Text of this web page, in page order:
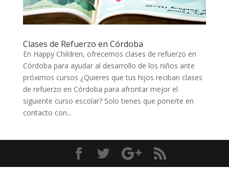
Clases de Refuerzo en Córdoba
En Happy Children, ofrecemos clases de refuerzo en
Córdoba para ayudar al desarrollo de los niños ante
próximos cursos ¿Quieres que tus hijos reciban clases
de refuerzo en Córdoba para afrontar mejor el
siguiente curso escolar? Solo tienes que ponerte en
contacto con...